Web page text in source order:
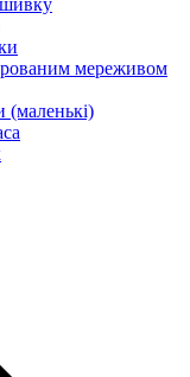
мереживом
(маленькі)